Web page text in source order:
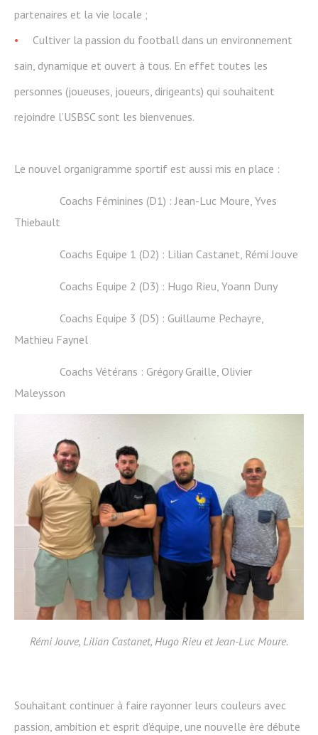
partenaires et la vie locale ;
Cultiver la passion du football dans un environnement
sain, dynamique et ouvert à tous. En effet toutes les
personnes (joueuses, joueurs, dirigeants) qui souhaitent
rejoindre l’USBSC sont les bienvenues.
Le nouvel organigramme sportif est aussi mis en place :
Coachs Féminines (D1) : Jean-Luc Moure, Yves
Thiebault
Coachs Equipe 1 (D2) : Lilian Castanet, Rémi Jouve
Coachs Equipe 2 (D3) : Hugo Rieu, Yoann Duny
Coachs Equipe 3 (D5) : Guillaume Pechayre,
Mathieu Faynel
Coachs Vétérans : Grégory Graille, Olivier
Maleysson
Rémi Jouve, Lilian Castanet, Hugo Rieu et Jean-Luc Moure.
Souhaitant continuer à faire rayonner leurs couleurs avec
passion, ambition et esprit d’équipe, une nouvelle ère débute